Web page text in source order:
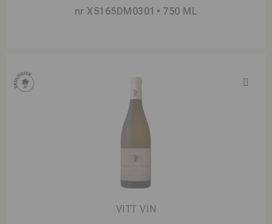
nr X5165DM0301 750 ML
VITT VIN